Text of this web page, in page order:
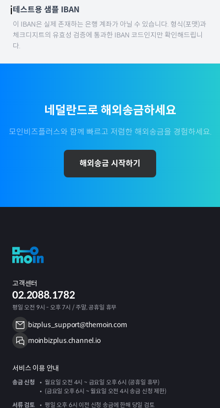
ℹ️테스트용 샘플 IBAN
이 IBAN은 실제 존재하는 은행 계좌가 아닐 수 있습니다. 형식(포맷)과
체크디지트의 유효성 검증에 통과한 IBAN 코드인지만 확인해드립니
다.
네덜란드로 해외송금하세요
모인비즈플러스와 함께 빠르고 저렴한 해외송금을 경험하세요.
해외송금 시작하기
고객센터
02.2088.1782
평일 오전 9시 - 오후 7시 / 주말, 공휴일 휴무
bizplus_support@themoin.com
moinbizplus.channel.io
서비스 이용 안내
송금 신청
월요일 오전 4시 ~ 금요일 오후 6시 (공휴일 휴무)
(금요일 오후 6시 ~ 월요일 오전 4시 송금 신청 제한)
서류 검토
평일 오후 6시 이전 신청 송금에 한해 당일 검토